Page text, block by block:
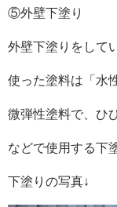
⑤外壁下塗り
外壁下塗りをして
使った塗料は「水
微弾性塗料で、ひ
などで使用する下
下塗りの写真↓